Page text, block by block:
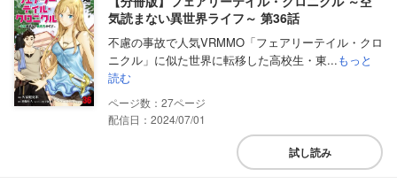
気読まない異世界ライフ～ 第36話
不慮の事故で人気VRMMO「フェアリーテイル・クロ
ニクル」に似た世界に転移した高校生・東...もっと
読む
27
配信日：2024/07/01
試し読み